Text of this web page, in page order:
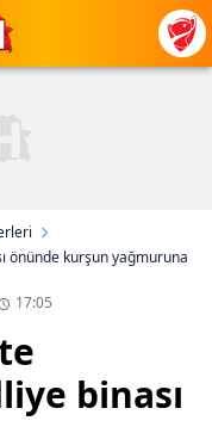
önünde kurşun yağmuruna
17:05
binası